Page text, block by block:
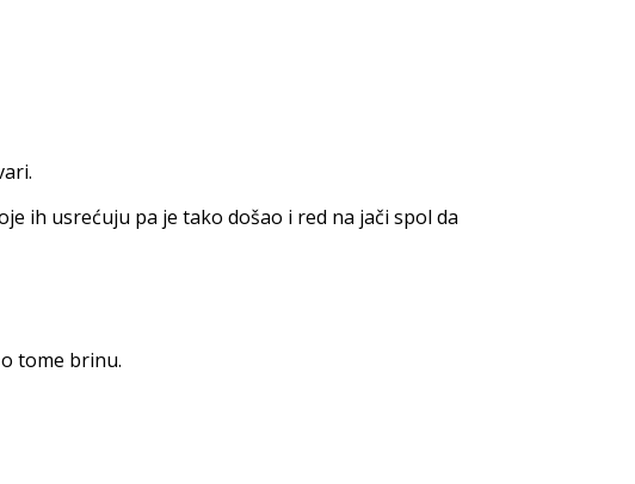
ih usrećuju pa je tako došao i red na jači spol da
tome brinu.